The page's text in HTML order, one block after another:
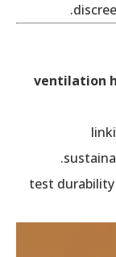
ventilation
– test durability